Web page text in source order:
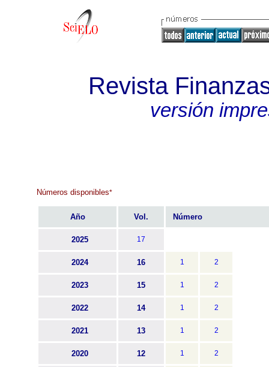
Revista
versión
Números disponibles*
Año Vol. Número
2025 17
2024 16 1 2
2023 15 1 2
2022 14 1 2
2021 13 1 2
2020 12 1 2